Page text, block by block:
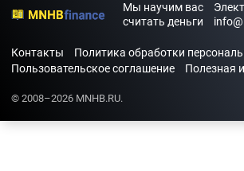
Мы научим вас
считать деньги
Контакты
Политика обработки
Пользовательское соглашение
Полезная
© 2008–2026 MNHB.RU.